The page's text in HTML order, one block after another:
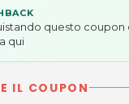
questo coupon
qui
IL COUPON